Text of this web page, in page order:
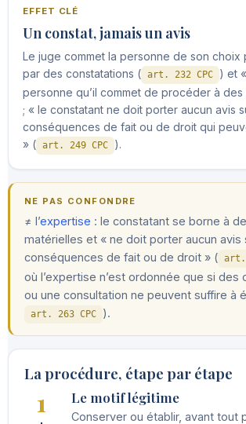
EFFET CLÉ
Un constat, jamais un avis
Le juge commet la personne de son choix
par des constatations ( art. 232 CPC
) et
personne qu’il commet de procéder à des
; « le constatant ne doit porter aucun avis
conséquences de fait ou de droit qui
» ( art. 249 CPC ).
NE PAS CONFONDRE
≠ l’expertise : le constatant se borne à
matérielles et « ne doit porter aucun avis
conséquences de fait ou de droit » ( art.
où l’expertise n’est ordonnée que si des
ou une consultation ne peuvent suffire à
art. 263 CPC ).
La procédure, étape par étape
1 Le motif légitime
Conserver ou établir, avant tout